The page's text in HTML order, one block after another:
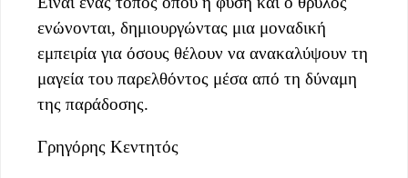
ενώνονται, δημιουργώντας μια μοναδική
εμπειρία για όσους θέλουν να ανακαλύψουν τη
μαγεία του παρελθόντος μέσα από τη δύναμη
της παράδοσης.
Γρηγόρης Κεντητός